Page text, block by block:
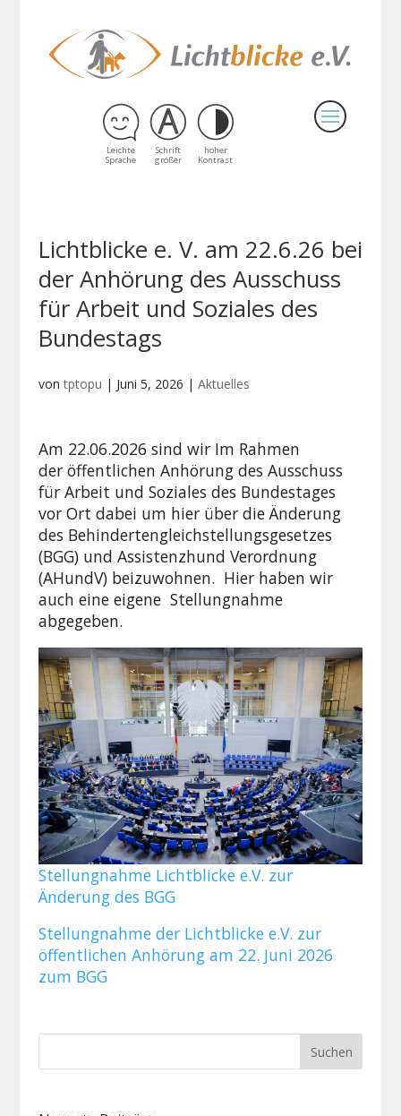
content
Leichte
Sprache
Schrift
größer
hoher
Kontrast
Lichtblicke e. V. am 22.6.26 bei
der Anhörung des Ausschuss
für Arbeit und Soziales des
Bundestags
vontptopu | Juni 5, 2026 | Aktuelles
Am 22.06.2026 sind wir Im Rahmen
der öffentlichen Anhörung des Ausschuss
für Arbeit und Soziales des Bundestages
vor Ort dabei um hier über die Änderung
des Behindertengleichstellungsgesetzes
(BGG) und Assistenzhund Verordnung
(AHundV) beizuwohnen. Hier haben wir
auch eine eigene Stellungnahme
abgegeben.
Stellungnahme Lichtblicke e.V. zur
Änderung des BGG
Stellungnahme der Lichtblicke e.V. zur
öffentlichen Anhörung am 22. Juni 2026
zum BGG